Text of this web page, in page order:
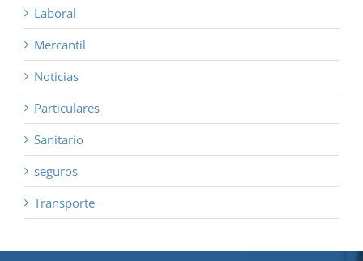
Laboral
Mercantil
Noticias
Particulares
Sanitario
seguros
Transporte